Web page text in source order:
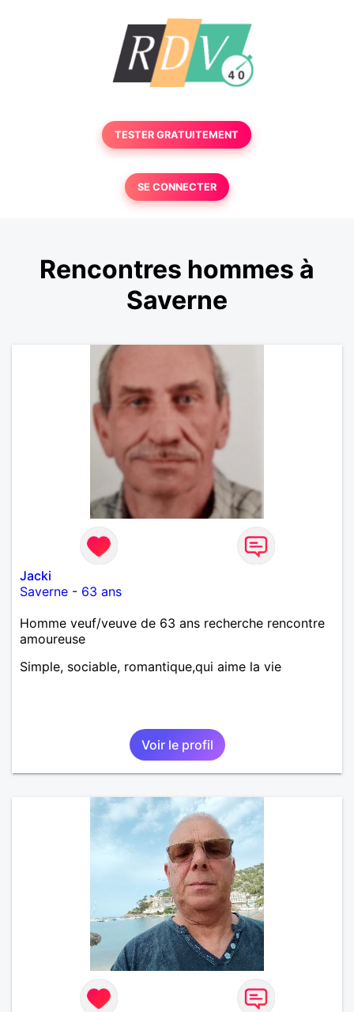
TESTER GRATUITEMENT
SE CONNECTER
Rencontres hommes à
Saverne
Jacki
Saverne - 63 ans
Homme veuf/veuve de 63 ans recherche rencontre
amoureuse
Simple, sociable, romantique,qui aime la vie
Voir le profil